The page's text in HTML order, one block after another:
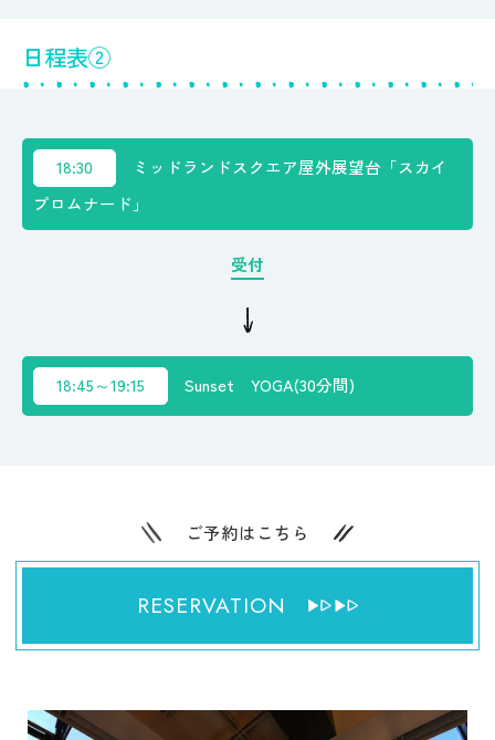
日程表②
18:30
ミッドランドスクエア屋外展望台「スカイ
プロムナード」
受付
18:45～19:15 Sunset YOGA(30分間)
ご予約はこちら
RESERVATION